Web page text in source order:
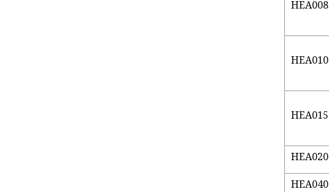
HEA008
HEA010
HEA015
HEA020
HEA040